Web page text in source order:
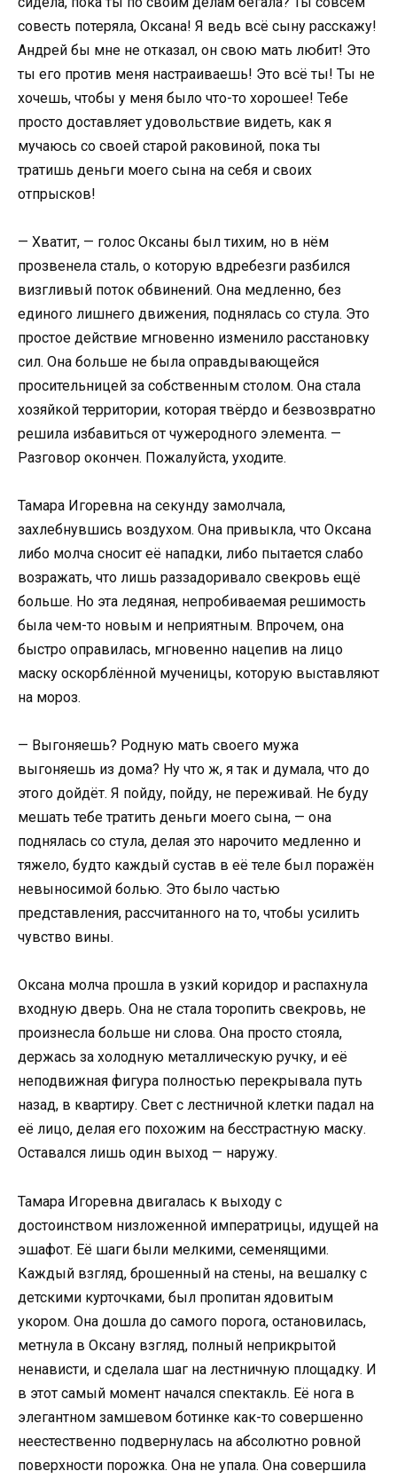
совесть потеряла, Оксана! Я ведь всё сыну расскажу!
Андрей бы мне не отказал, он свою мать любит! Это
ты его против меня настраиваешь! Это всё ты! Ты не
хочешь, чтобы у меня было что-то хорошее! Тебе
просто доставляет удовольствие видеть, как я
мучаюсь со своей старой раковиной, пока ты
тратишь деньги моего сына на себя и своих
отпрысков!
— Хватит, — голос Оксаны был тихим, но в нём
прозвенела сталь, о которую вдребезги разбился
визгливый поток обвинений. Она медленно, без
единого лишнего движения, поднялась со стула. Это
простое действие мгновенно изменило расстановку
сил. Она больше не была оправдывающейся
просительницей за собственным столом. Она стала
хозяйкой территории, которая твёрдо и безвозвратно
решила избавиться от чужеродного элемента. —
Разговор окончен. Пожалуйста, уходите.
Тамара Игоревна на секунду замолчала,
захлебнувшись воздухом. Она привыкла, что Оксана
либо молча сносит её нападки, либо пытается слабо
возражать, что лишь раззадоривало свекровь ещё
больше. Но эта ледяная, непробиваемая решимость
была чем-то новым и неприятным. Впрочем, она
быстро оправилась, мгновенно нацепив на лицо
маску оскорблённой мученицы, которую выставляют
на мороз.
— Выгоняешь? Родную мать своего мужа
выгоняешь из дома? Ну что ж, я так и думала, что до
этого дойдёт. Я пойду, пойду, не переживай. Не буду
мешать тебе тратить деньги моего сына, — она
поднялась со стула, делая это нарочито медленно и
тяжело, будто каждый сустав в её теле был поражён
невыносимой болью. Это было частью
представления, рассчитанного на то, чтобы усилить
чувство вины.
Оксана молча прошла в узкий коридор и распахнула
входную дверь. Она не стала торопить свекровь, не
произнесла больше ни слова. Она просто стояла,
держась за холодную металлическую ручку, и её
неподвижная фигура полностью перекрывала путь
назад, в квартиру. Свет с лестничной клетки падал на
её лицо, делая его похожим на бесстрастную маску.
Оставался лишь один выход — наружу.
Тамара Игоревна двигалась к выходу с
достоинством низложенной императрицы, идущей на
эшафот. Её шаги были мелкими, семенящими.
Каждый взгляд, брошенный на стены, на вешалку с
детскими курточками, был пропитан ядовитым
укором. Она дошла до самого порога, остановилась,
метнула в Оксану взгляд, полный неприкрытой
ненависти, и сделала шаг на лестничную площадку. И
в этот самый момент начался спектакль. Её нога в
элегантном замшевом ботинке как-то совершенно
неестественно подвернулась на абсолютно ровной
поверхности порожка. Она не упала. Она совершила